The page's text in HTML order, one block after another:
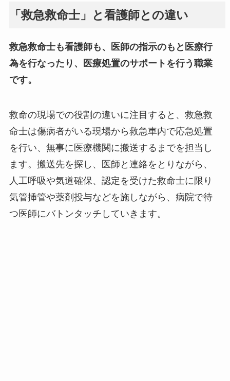
「救急救命士」と看護師との違い
救急救命士も看護師も、医師の指示のもと医療行
為を行なったり、医療処置のサポートを行う職業
です。
救命の現場での役割の違いに注目すると、救急救
命士は傷病者がいる現場から救急車内で応急処置
を行い、無事に医療機関に搬送するまでを担当し
ます。搬送先を探し、医師と連絡をとりながら、
人工呼吸や気道確保、認定を受けた救命士に限り
気管挿管や薬剤投与などを施しながら、病院で待
つ医師にバトンタッチしていきます。